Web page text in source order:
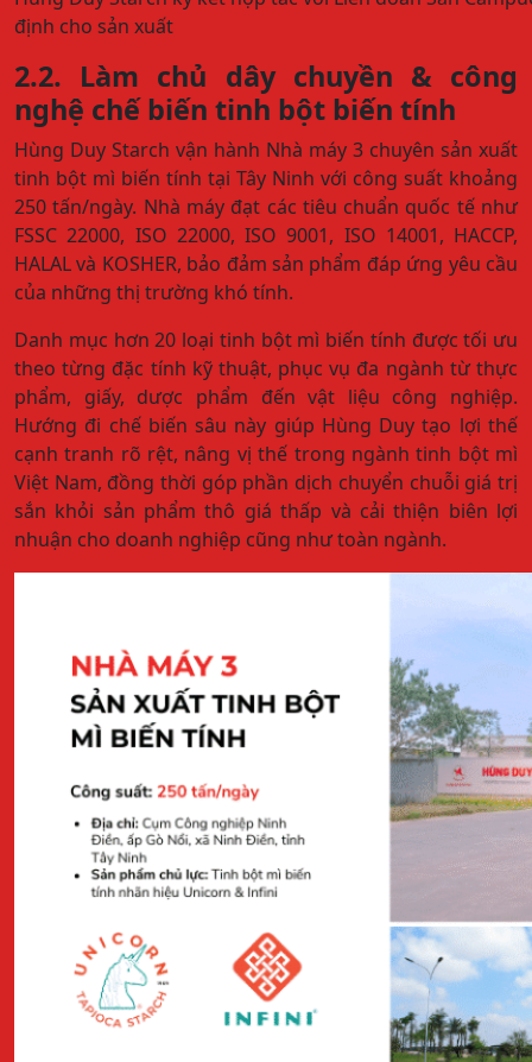
định cho sản xuất
2.2. Làm chủ dây chuyền & công
nghệ chế biến tinh bột biến tính
Hùng Duy Starch vận hành Nhà máy 3 chuyên sản xuất
tinh bột mì biến tính tại Tây Ninh với công suất khoảng
250 tấn/ngày. Nhà máy đạt các tiêu chuẩn quốc tế như
FSSC 22000, ISO 22000, ISO 9001, ISO 14001, HACCP,
HALAL và KOSHER, bảo đảm sản phẩm đáp ứng yêu cầu
của những thị trường khó tính.
Danh mục hơn 20 loại tinh bột mì biến tính được tối ưu
theo từng đặc tính kỹ thuật, phục vụ đa ngành từ thực
phẩm, giấy, dược phẩm đến vật liệu công nghiệp.
Hướng đi chế biến sâu này giúp Hùng Duy tạo lợi thế
cạnh tranh rõ rệt, nâng vị thế trong ngành tinh bột mì
Việt Nam, đồng thời góp phần dịch chuyển chuỗi giá trị
sắn khỏi sản phẩm thô giá thấp và cải thiện biên lợi
nhuận cho doanh nghiệp cũng như toàn ngành.